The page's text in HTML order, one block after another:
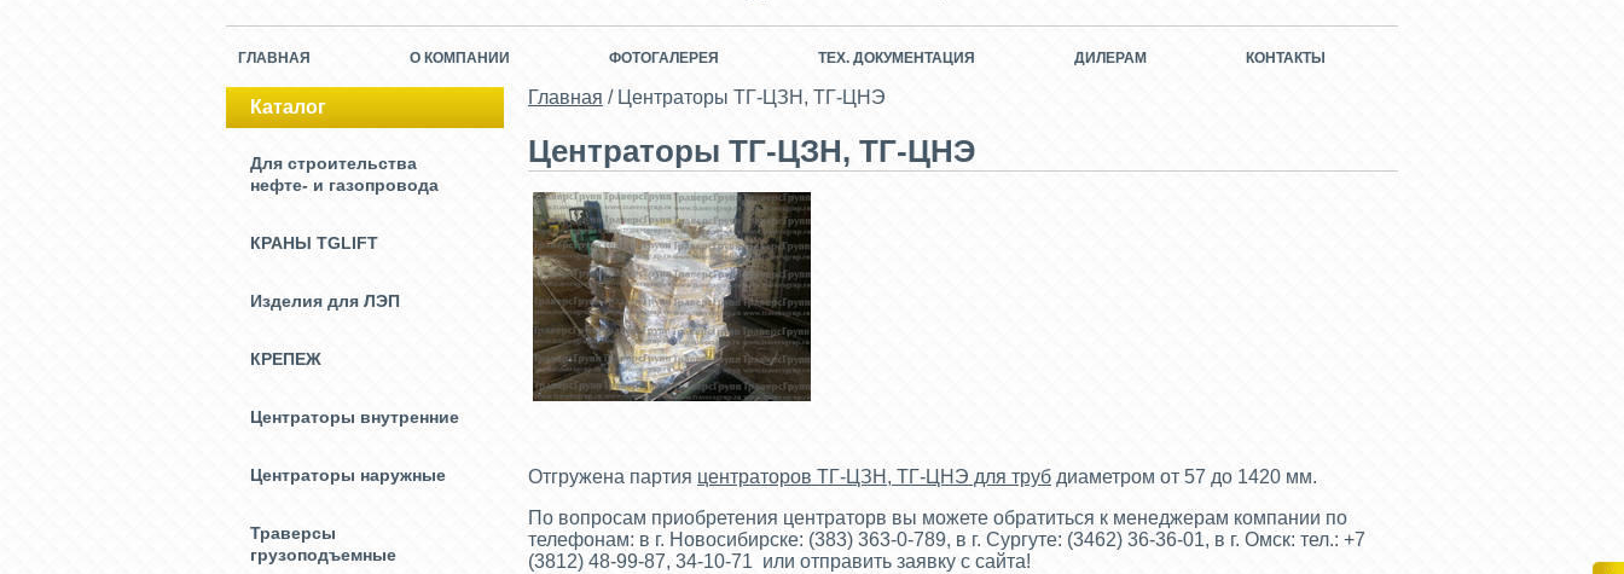
ГЛАВНАЯ О КОМПАНИИ ФОТОГАЛЕРЕЯ ТЕХ. ДОКУМЕНТАЦИЯ ДИЛЕРАМ КОНТАКТЫ
Каталог
Для строительства
нефте- и газопровода
КРАНЫ TGLIFT
Изделия для ЛЭП
КРЕПЕЖ
Центраторы внутренние
Центраторы наружные
Траверсы
грузоподъемные
Главная / Центраторы ТГ-ЦЗН, ТГ-ЦНЭ
Центраторы ТГ-ЦЗН, ТГ-ЦНЭ
Отгружена партия центраторов ТГ-ЦЗН, ТГ-ЦНЭ для труб диаметром от 57 до 1420 мм.
По вопросам приобретения центраторв вы можете обратиться к менеджерам компании по
телефонам: в г. Новосибирске: (383) 363-0-789, в г. Сургуте: (3462) 36-36-01, в г. Омск: тел.: +7
(3812) 48-99-87, 34-10-71 или отправить заявку с сайта!